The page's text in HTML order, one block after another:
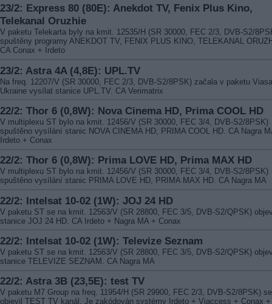
23/2: Express 80 (80E): Anekdot TV, Fenix Plus Kino,
Telekanal Oruzhie
V paketu Telekarta byly na kmit. 12535/H (SR 30000, FEC 2/3, DVB-S2/
spuštěny programy ANEKDOT TV, FENIX PLUS KINO, TELEKANAL
CA Conax + Irdeto
23/2: Astra 4A (4,8E): UPL.TV
Na freq. 12207/V (SR 30000, FEC 2/3, DVB-S2/8PSK) začala v paketu
Ukraine vysílat stanice UPL.TV. CA Verimatrix
22/2: Thor 6 (0,8W): Nova Cinema HD, Prima COOL HD
V multiplexu ST bylo na kmit. 12456/V (SR 30000, FEC 3/4, DVB-S2/8PSK)
spuštěno vysílání stanic NOVA CINEMA HD, PRIMA COOL HD. CA Nagra
Irdeto + Conax
22/2: Thor 6 (0,8W): Prima LOVE HD, Prima MAX HD
V multiplexu ST bylo na kmit. 12456/V (SR 30000, FEC 3/4, DVB-S2/8PSK)
spuštěno vysílání stanic PRIMA LOVE HD, PRIMA MAX HD. CA Nagra MA
22/2: Intelsat 10-02 (1W): JOJ 24 HD
V paketu ST se na kmit. 12563/V (SR 28800, FEC 3/5, DVB-S2/QPSK)
stanice JOJ 24 HD. CA Irdeto + Nagra MA + Conax
22/2: Intelsat 10-02 (1W): Televize Seznam
V paketu ST se na kmit. 12563/V (SR 28800, FEC 3/5, DVB-S2/QPSK)
stanice TELEVIZE SEZNAM. CA Nagra MA
22/2: Astra 3B (23,5E): test TV
V paketu M7 Group na freq. 11954/H (SR 29900, FEC 2/3, DVB-S2/8PSK) se
objevil TEST TV kanál. Je zakódován systémy Irdeto + Viaccess + Conax +